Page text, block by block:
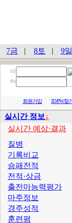
7금 | 8토 | 9일
I D
PW
회원가입 ID/PW찾기
실시간 정보↓
실시간 예상·결과
질병
기록비교
승패전적
전적·상금
출전마능력평가
마주정보
경주성적
훈련평